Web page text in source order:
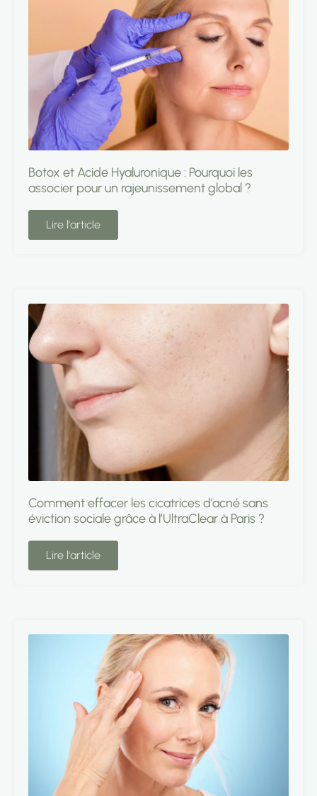
Botox et Acide Hyaluronique : Pourquoi les
associer pour un rajeunissement global ?
Lire l'article
Comment effacer les cicatrices d’acné sans
éviction sociale grâce à l’UltraClear à Paris ?
Lire l'article